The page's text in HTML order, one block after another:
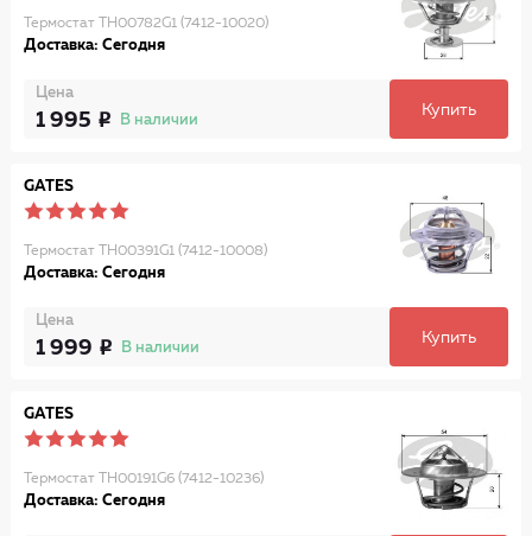
Термостат TH00782G1 (7412-10020)
Доставка: Сегодня
Цена
1 995 В наличии
Купить
GATES
Термостат TH00391G1 (7412-10008)
Доставка: Сегодня
Цена
1 999 В наличии
Купить
GATES
Термостат TH00191G6 (7412-10236)
Доставка: Сегодня